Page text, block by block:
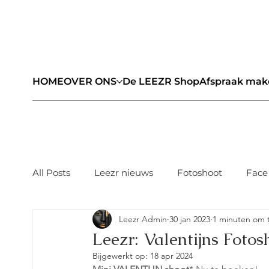
HOMEOVER ONS De LEEZR ShopAfspraak
All Posts Leezr nieuws Fotoshoot
Leezr: Valentijns
Leezr Admin 30 jan 2023 1 minuten om
Bijgewerkt op: 18 apr 2024